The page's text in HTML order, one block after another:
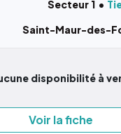
Secteur 1
Saint-Maur-des-
disponibilité à
Voir la fiche